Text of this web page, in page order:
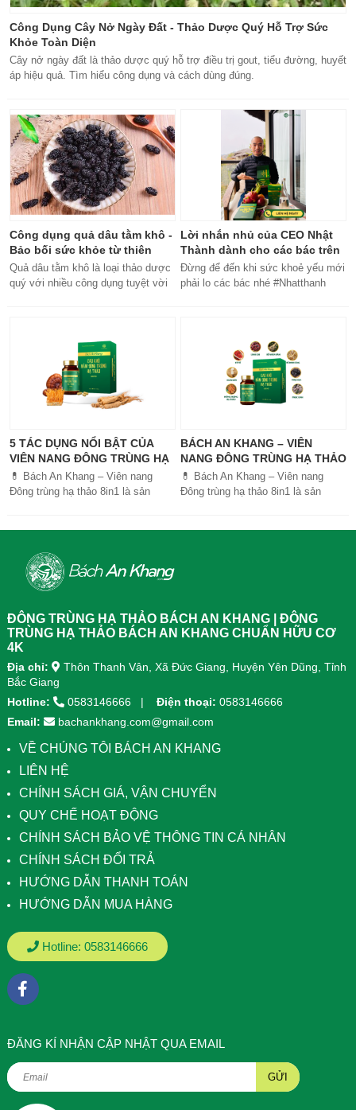
Công Dụng Cây Nở Ngày Đất - Thảo Dược Quý Hỗ Trợ Sức
Khỏe Toàn Diện
Cây nở ngày đất là thảo dược quý hỗ trợ điều trị gout, tiểu đường, huyết
áp hiệu quả. Tìm hiểu công dụng và cách dùng đúng.
Công dụng quả dâu tằm khô -
Bảo bối sức khỏe từ thiên
nhiên
Quả dâu tằm khô là loại thảo dược
quý với nhiều công dụng tuyệt vời
Lời nhắn nhủ của CEO Nhật
Thành dành cho các bác trên
50 tuổi
Đừng để đến khi sức khoẻ yếu mới
phải lo các bác nhé #Nhatthanh
#khoetubentrong #nhatthanhbak
5 TÁC DỤNG NỔI BẬT CỦA
VIÊN NANG ĐÔNG TRÙNG HẠ
THẢO BÁCH AN KHANG
💊 Bách An Khang – Viên nang
Đông trùng hạ thảo 8in1 là sản
tiêu hóa, ngủ ngon, giảm mệt mỏi.
Sản phẩm được sản xuất tại nhà
máy đạt chuẩn GMP, sử dụng công
giúp hấp thu nhanh và hiệu quả
hơn.
BÁCH AN KHANG – VIÊN
NANG ĐÔNG TRÙNG HẠ THẢO
8IN1: GIẢI PHÁP SỨC KHỎE
TOÀN DIỆN
💊 Bách An Khang – Viên nang
Đông trùng hạ thảo 8in1 là sản
ĐÔNG TRÙNG HẠ THẢO BÁCH AN KHANG | ĐÔNG
TRÙNG HẠ THẢO BÁCH AN KHANG CHUẨN HỮU CƠ
4K
Địa chỉ:
Thôn Thanh Vân, Xã Đức Giang, Huyện Yên Dũng, Tỉnh
Bắc Giang
Hotline:
0583146666 Điện thoại: 0583146666
Email:
bachankhang.com@gmail.com
VỀ CHÚNG TÔI BÁCH AN KHANG
LIÊN HỆ
CHÍNH SÁCH GIÁ, VẬN CHUYỂN
QUY CHẾ HOẠT ĐỘNG
CHÍNH SÁCH BẢO VỆ THÔNG TIN CÁ NHÂN
CHÍNH SÁCH ĐỔI TRẢ
HƯỚNG DẪN THANH TOÁN
HƯỚNG DẪN MUA HÀNG
Hotline: 0583146666
ÐĂNG KÍ NHẬN CẬP NHẬT QUA EMAIL
GỬI